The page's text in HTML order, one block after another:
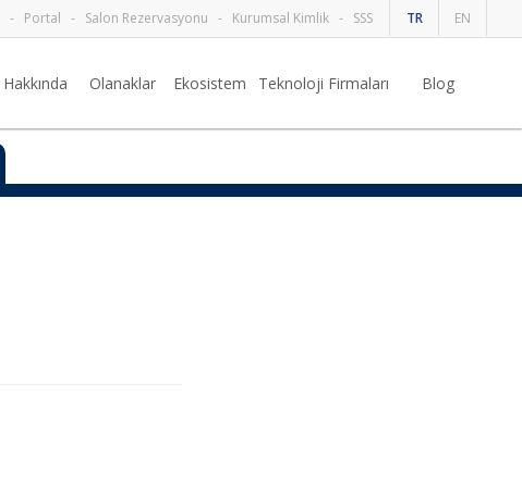
TR EN
- Portal - Salon Rezervasyonu - Kurumsal Kimlik - SSS
Hakkında Olanaklar Ekosistem Teknoloji Firmaları Blog